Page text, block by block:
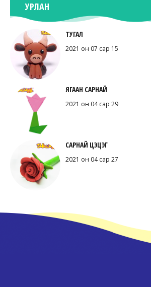
УРЛАН
ТУГАЛ
2021 он 07 сар 15
ЯГААН САРНАЙ
2021 он 04 сар 29
САРНАЙ ЦЭЦЭГ
2021 он 04 сар 27